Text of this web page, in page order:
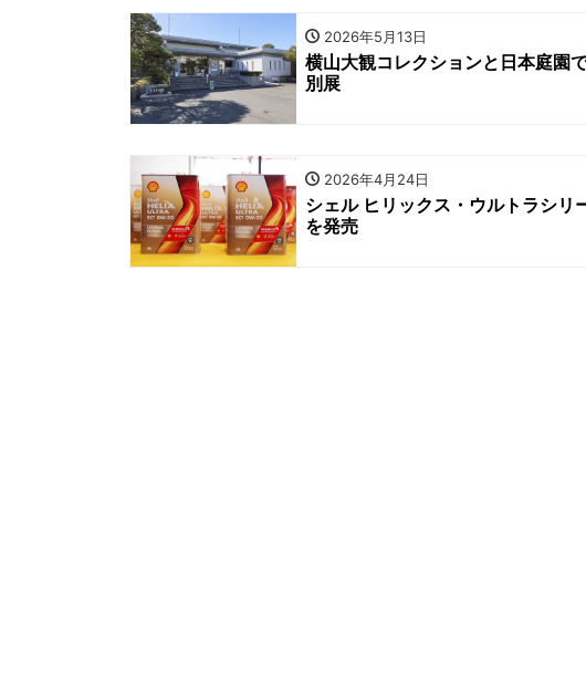
2026年5月13日
横山大観コレクションと日本庭園
別展
2026年4月24日
シェル ヒリックス・ウルトラシ
を発売